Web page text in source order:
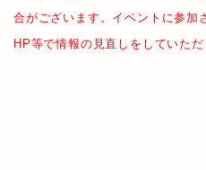
合がございます。イベントに参加
HP等で情報の見直しをしていた